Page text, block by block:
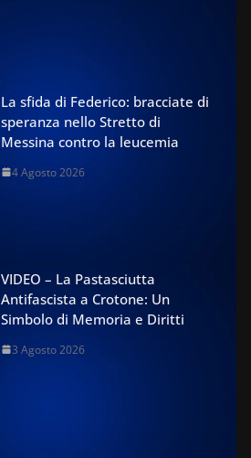
La sfida di Federico: bracciate di
speranza nello Stretto di
Messina contro la leucemia
4 Agosto 2026
VIDEO – La Pastasciutta
Antifascista a Crotone: Un
Simbolo di Memoria e Diritti
3 Agosto 2026